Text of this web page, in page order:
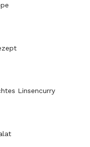
Linsencurry